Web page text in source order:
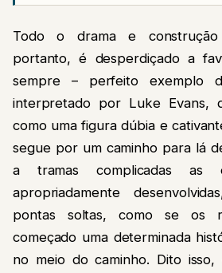
Todo o drama e construção
portanto, é desperdiçado a
sempre – perfeito exemplo
interpretado por Luke Evans,
como uma figura dúbia e
segue por um caminho para lá
a tramas complicadas as
apropriadamente
pontas soltas, como se os
começado uma determinada
no meio do caminho. Dito